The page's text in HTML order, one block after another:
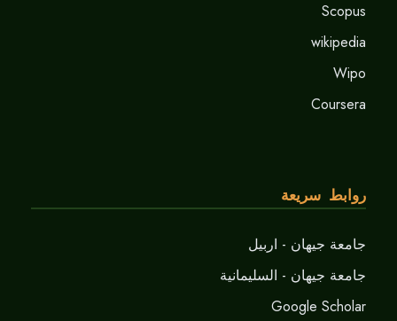
Scopus
wikipedia
Wipo
Coursera
روابط سريعة
جامعة جيهان - اربيل
جامعة جيهان - السليمانية
Google Scholar